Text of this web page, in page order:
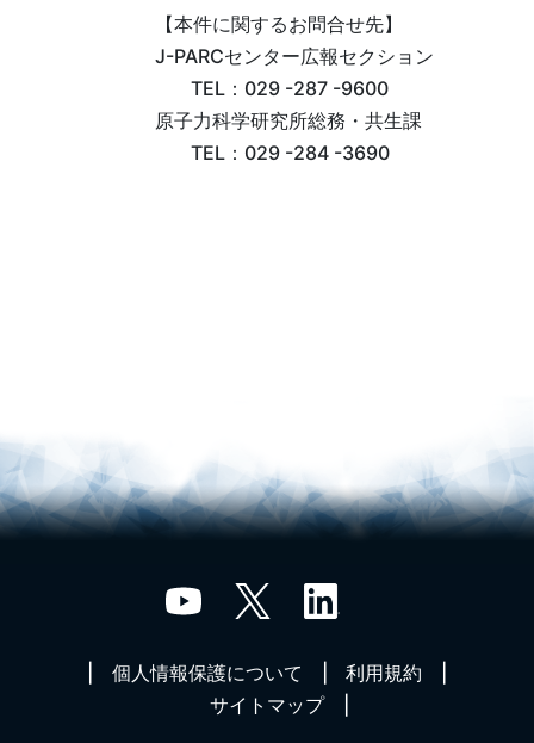
【本件に関するお問合せ先】
J-PARCセンター広報セクション
TEL：029 -287 -9600
原子力科学研究所総務・共生課
TEL：029 -284 -3690
個人情報保護について
利用規約
サイトマップ